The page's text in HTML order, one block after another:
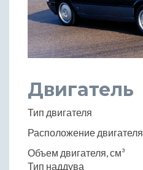
Двигатель
Тип двигателя
Расположение двигателя
Объем двигателя, см³
Тип наддува